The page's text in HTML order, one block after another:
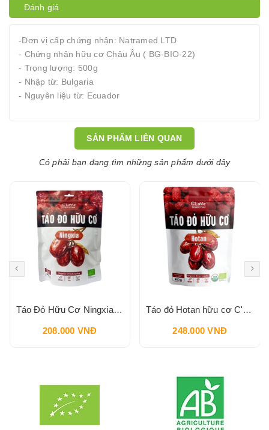
Đánh giá
-Đơn vị cấp chứng nhận: Natramed LTD
- Chứng nhận hữu cơ Châu Âu ( BG-BIO-22)
- Trọng lượng: 500g
- Nhập từ: Bulgaria
- Nguyên liệu từ: Ecuador
SẢN PHẨM LIÊN QUAN
Có phải bạn đang tìm những sản phẩm dưới đây
Táo Đỏ Hữu Cơ Ningxia C'LAVIE 450g
208.000 VNĐ
Táo đỏ Hotan hữu cơ C'LaVie 450g
248.000 VNĐ